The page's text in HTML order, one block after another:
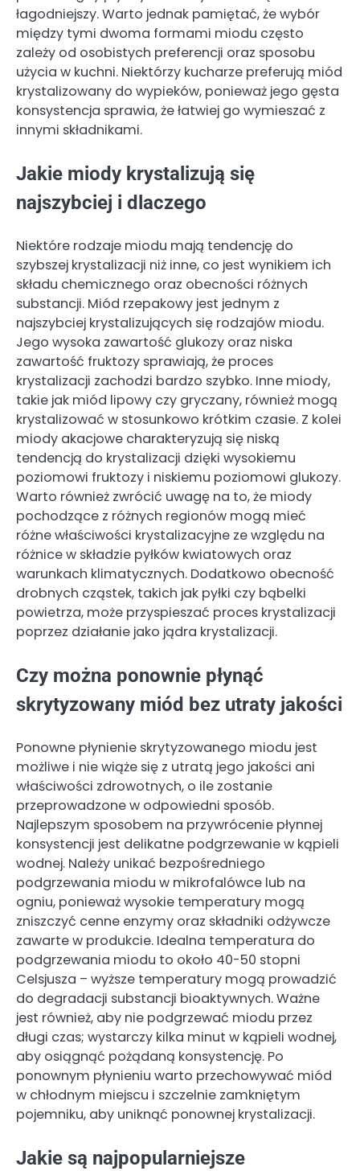
łagodniejszy. Warto jednak pamiętać, że wybór
między tymi dwoma formami miodu często
zależy od osobistych preferencji oraz sposobu
użycia w kuchni. Niektórzy kucharze preferują miód
krystalizowany do wypieków, ponieważ jego gęsta
konsystencja sprawia, że łatwiej go wymieszać z
innymi składnikami.
Jakie miody krystalizują się
najszybciej i dlaczego
Niektóre rodzaje miodu mają tendencję do
szybszej krystalizacji niż inne, co jest wynikiem ich
składu chemicznego oraz obecności różnych
substancji. Miód rzepakowy jest jednym z
najszybciej krystalizujących się rodzajów miodu.
Jego wysoka zawartość glukozy oraz niska
zawartość fruktozy sprawiają, że proces
krystalizacji zachodzi bardzo szybko. Inne miody,
takie jak miód lipowy czy gryczany, również mogą
krystalizować w stosunkowo krótkim czasie. Z kolei
miody akacjowe charakteryzują się niską
tendencją do krystalizacji dzięki wysokiemu
poziomowi fruktozy i niskiemu poziomowi glukozy.
Warto również zwrócić uwagę na to, że miody
pochodzące z różnych regionów mogą mieć
różne właściwości krystalizacyjne ze względu na
różnice w składzie pyłków kwiatowych oraz
warunkach klimatycznych. Dodatkowo obecność
drobnych cząstek, takich jak pyłki czy bąbelki
powietrza, może przyspieszać proces krystalizacji
poprzez działanie jako jądra krystalizacji.
Czy można ponownie płynąć
skrytyzowany miód bez utraty jakości
Ponowne płynienie skrytyzowanego miodu jest
możliwe i nie wiąże się z utratą jego jakości ani
właściwości zdrowotnych, o ile zostanie
przeprowadzone w odpowiedni sposób.
Najlepszym sposobem na przywrócenie płynnej
konsystencji jest delikatne podgrzewanie w kąpieli
wodnej. Należy unikać bezpośredniego
podgrzewania miodu w mikrofalówce lub na
ogniu, ponieważ wysokie temperatury mogą
zniszczyć cenne enzymy oraz składniki odżywcze
zawarte w produkcie. Idealna temperatura do
podgrzewania miodu to około 40-50 stopni
Celsjusza – wyższe temperatury mogą prowadzić
do degradacji substancji bioaktywnych. Ważne
jest również, aby nie podgrzewać miodu przez
długi czas; wystarczy kilka minut w kąpieli wodnej,
aby osiągnąć pożądaną konsystencję. Po
ponownym płynieniu warto przechowywać miód
w chłodnym miejscu i szczelnie zamkniętym
pojemniku, aby uniknąć ponownej krystalizacji.
Jakie są najpopularniejsze